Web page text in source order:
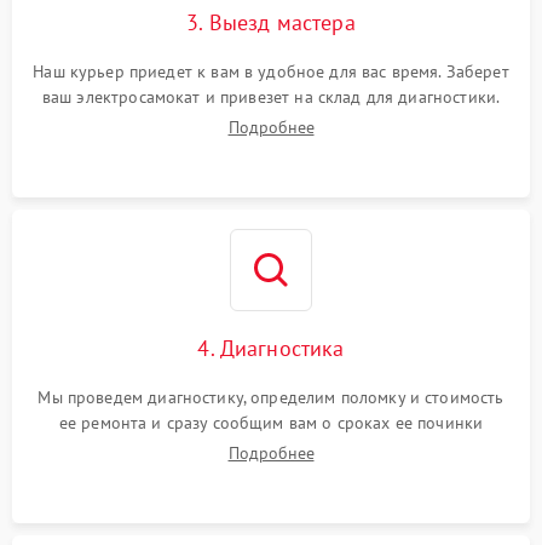
3. Выезд мастера
Наш курьер приедет к вам в удобное для вас время. Заберет
ваш электросамокат и привезет на склад для диагностики.
Подробнее
4. Диагностика
Мы проведем диагностику, определим поломку и стоимость
ее ремонта и сразу сообщим вам о сроках ее починки
Подробнее